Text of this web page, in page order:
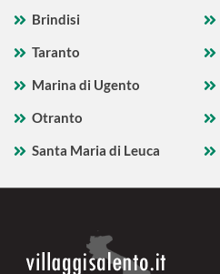
Brindisi
Taranto
Marina di Ugento
Otranto
Santa Maria di Leuca